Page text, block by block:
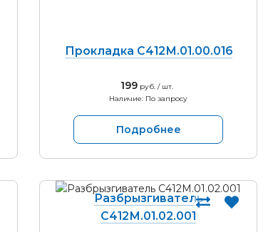
Прокладка С412М.01.00.016
199руб. / шт.
Наличие: По запросу
Подробнее
Разбрызгиватель
С412М.01.02.001